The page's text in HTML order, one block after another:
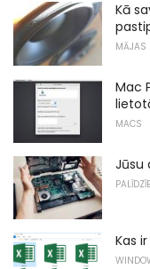
Kā
MĀJAS
Mac
MACS
Jūsu
Kas